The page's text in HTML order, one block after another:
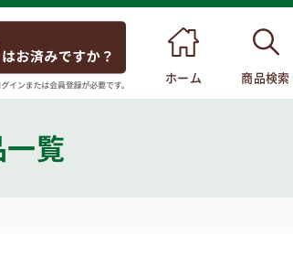
ホーム 商品検索
覧